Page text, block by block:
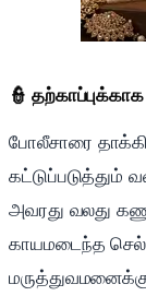
👮
போலீசாரை
கட்டுப்படுத்தும்
அவரது வலது
காயமடைந்த